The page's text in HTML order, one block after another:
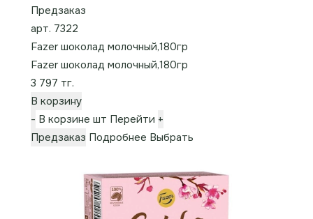
Предзаказ
арт. 7322
Fazer шоколад молочный,180гр
Fazer шоколад молочный,180гр
3 797 тг.
В корзину
- В корзине шт Перейти +
Предзаказ Подробнее Выбрать